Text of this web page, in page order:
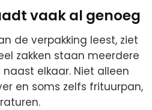
vaak al genoeg
de verpakking leest, ziet
zakken staan meerdere
elkaar. Niet alleen
en soms zelfs frituurpan,